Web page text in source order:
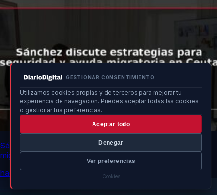
GESTIONAR CONSENTIMIENTO
Utilizamos cookies propias y de terceros para mejorar tu
experiencia de navegación. Puedes aceptar todas las cookies
o gestionar tus preferencias.
Aceptar todo
Denegar
Ver preferencias
Cookies
Sánchez discute estrategias para seguridad y ayuda
migratoria en Ceuta
hace 21h